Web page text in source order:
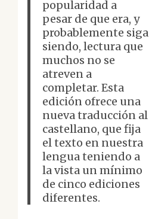
popularidad a
pesar de que era, y
probablemente siga
siendo, lectura que
muchos no se
atreven a
completar. Esta
edición ofrece una
nueva traducción al
castellano, que fija
el texto en nuestra
lengua teniendo a
la vista un mínimo
de cinco ediciones
diferentes.